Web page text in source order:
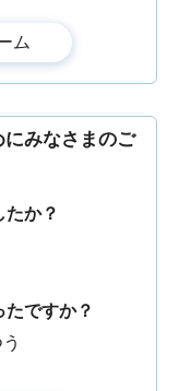
みなさまのご
たか？
ですか？